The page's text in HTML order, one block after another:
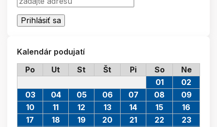
Kalendár podujatí
Po
Ut St Št Pi So Ne
01
02
03
04 05 06 07 08
09
10
11 12 13 14 15
16
17
18 19 20 21 22
23